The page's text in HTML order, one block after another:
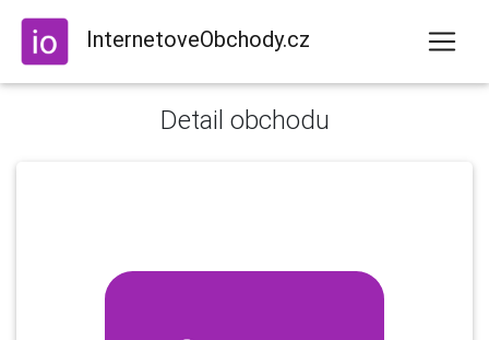
InternetoveObchody.cz
Detail obchodu